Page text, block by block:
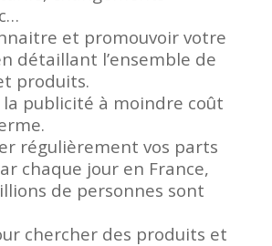
et promouvoir votre
détaillant l’ensemble de
produits.
la publicité à moindre coût
régulièrement vos parts
chaque jour en France,
de personnes sont
chercher des produits et